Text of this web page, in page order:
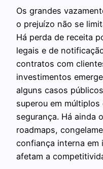
Os grandes
o prejuízo não se
Há perda de receita
legais e de
contratos com
investimentos
alguns casos
superou em
segurança. Há ainda
roadmaps,
confiança interna em
afetam a